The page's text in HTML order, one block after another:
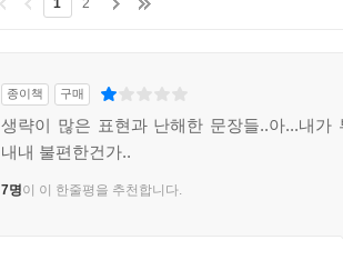
1 2
종이책 구매
생략이 많은 표현과 난해한 문장들..아...내가
내내 불편한건가..
7명이 이 한줄평을 추천합니다.